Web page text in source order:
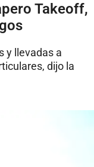
Takeoff,
y llevadas a
dijo la